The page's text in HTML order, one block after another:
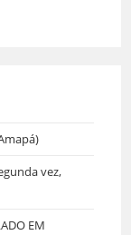
vez,
EM